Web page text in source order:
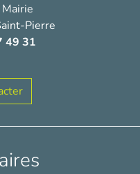
Pierre
49 31